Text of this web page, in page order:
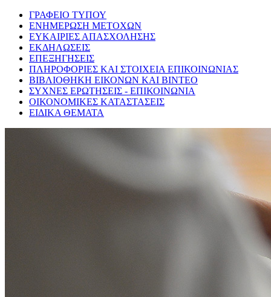
ΓΡΑΦΕΙΟ ΤΥΠΟΥ
ΕΝΗΜΕΡΩΣΗ ΜΕΤΟΧΩΝ
ΕΥΚΑΙΡΙΕΣ ΑΠΑΣΧΟΛΗΣΗΣ
ΕΚΔΗΛΩΣΕΙΣ
ΕΠΕΞΗΓΗΣΕΙΣ
ΠΛΗΡΟΦΟΡΙΕΣ ΚΑΙ ΣΤΟΙΧΕΙΑ ΕΠΙΚΟΙΝΩΝΙΑΣ
ΒΙΒΛΙΟΘΗΚΗ ΕΙΚΟΝΩΝ ΚΑΙ ΒΙΝΤΕΟ
ΣΥΧΝΕΣ ΕΡΩΤΗΣΕΙΣ - ΕΠΙΚΟΙΝΩΝΙΑ
ΟΙΚΟΝΟΜΙΚΕΣ ΚΑΤΑΣΤΑΣΕΙΣ
ΕΙΔΙΚΑ ΘΕΜΑΤΑ